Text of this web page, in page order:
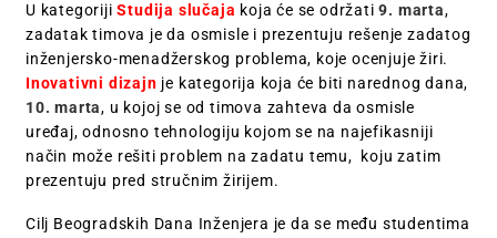
U kategorijiStudija slučaja koja će se održati9. marta,
zadatak timova je da osmisle i prezentuju rešenje zadatog
inženjersko-menadžerskog problema, koje ocenjuje žiri.
Inovativni dizajn je kategorija koja će biti narednog dana,
10. marta, u kojoj se od timova zahteva da osmisle
uređaj, odnosno tehnologiju kojom se na najefikasniji
način može rešiti problem na zadatu temu, koju zatim
prezentuju pred stručnim žirijem.
Cilj Beogradskih Dana Inženjera je da se među studentima